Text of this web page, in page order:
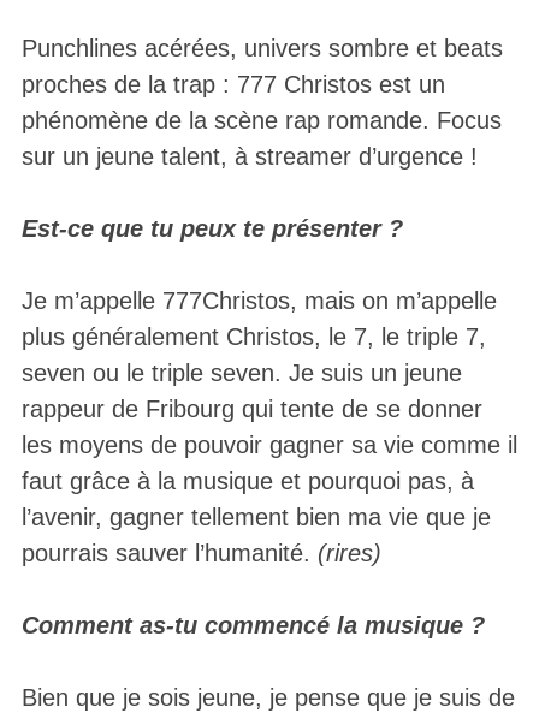
Punchlines acérées, univers sombre et beats
proches de la trap : 777 Christos est un
phénomène de la scène rap romande. Focus
sur un jeune talent, à streamer d’urgence !
Est-ce que tu peux te présenter ?
Je m’appelle 777Christos, mais on m’appelle
plus généralement Christos, le 7, le triple 7,
seven ou le triple seven. Je suis un jeune
rappeur de Fribourg qui tente de se donner
les moyens de pouvoir gagner sa vie comme il
faut grâce à la musique et pourquoi pas, à
l’avenir, gagner tellement bien ma vie que je
pourrais sauver l’humanité. (rires)
Comment as-tu commencé la musique ?
Bien que je sois jeune, je pense que je suis de